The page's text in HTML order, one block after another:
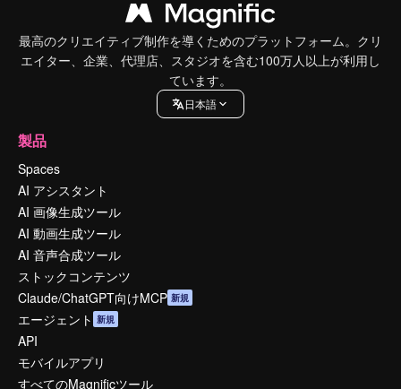
最高のクリエイティブ制作を導くためのプラットフォーム。クリ
エイター、企業、代理店、スタジオを含む100万人以上が利用し
ています。
日本語
製品
Spaces
AI アシスタント
AI 画像生成ツール
AI 動画生成ツール
AI 音声合成ツール
ストックコンテンツ
Claude/ChatGPT向けMCP 新規
エージェント 新規
API
モバイルアプリ
すべてのMagnificツール